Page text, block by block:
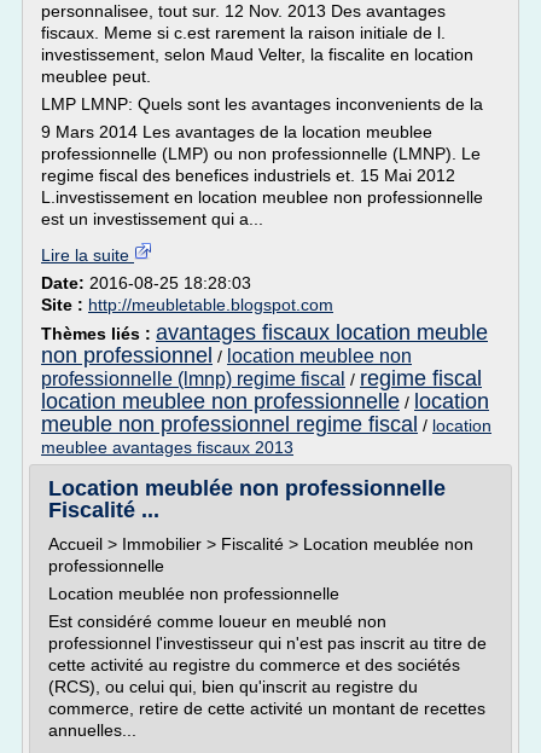
personnalisee, tout sur. 12 Nov. 2013 Des avantages
fiscaux. Meme si c.est rarement la raison initiale de l.
investissement, selon Maud Velter, la fiscalite en location
meublee peut.
LMP LMNP: Quels sont les avantages inconvenients de la
9 Mars 2014 Les avantages de la location meublee
professionnelle (LMP) ou non professionnelle (LMNP). Le
regime fiscal des benefices industriels et. 15 Mai 2012
L.investissement en location meublee non professionnelle
est un investissement qui a...
Lire la suite
Date: 2016-08-25 18:28:03
Site : http://meubletable.blogspot.com
Thèmes liés : avantages fiscaux location meuble
non professionnel / location meublee non
professionnelle (lmnp) regime fiscal / regime fiscal
location meublee non professionnelle / location
meuble non professionnel regime fiscal / location
meublee avantages fiscaux 2013
Location meublée non professionnelle
Fiscalité ...
Accueil > Immobilier > Fiscalité > Location meublée non
professionnelle
Location meublée non professionnelle
Est considéré comme loueur en meublé non
professionnel l'investisseur qui n'est pas inscrit au titre de
cette activité au registre du commerce et des sociétés
(RCS), ou celui qui, bien qu'inscrit au registre du
commerce, retire de cette activité un montant de recettes
annuelles...